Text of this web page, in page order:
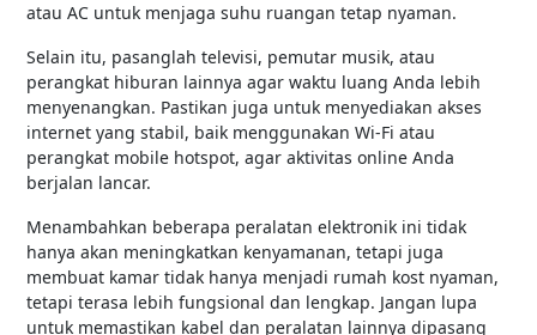
atau AC untuk menjaga suhu ruangan tetap nyaman.
Selain itu, pasanglah televisi, pemutar musik, atau
perangkat hiburan lainnya agar waktu luang Anda lebih
menyenangkan. Pastikan juga untuk menyediakan akses
internet yang stabil, baik menggunakan Wi-Fi atau
perangkat mobile hotspot, agar aktivitas online Anda
berjalan lancar.
Menambahkan beberapa peralatan elektronik ini tidak
hanya akan meningkatkan kenyamanan, tetapi juga
membuat kamar tidak hanya menjadi rumah kost nyaman,
tetapi terasa lebih fungsional dan lengkap. Jangan lupa
untuk memastikan kabel dan peralatan lainnya dipasang